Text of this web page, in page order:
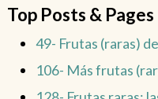
Top Posts & Pages
49- Frutas (raras)
106- Más frutas